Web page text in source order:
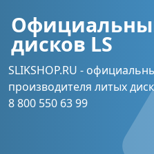
дисков LS
SLIKSHOP.RU -
производителя литых
8 800 550 63 99